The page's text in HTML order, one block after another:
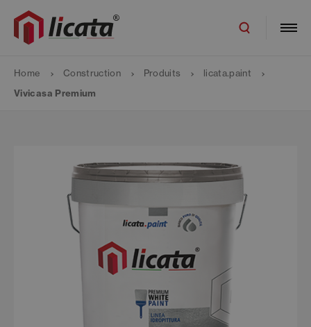
Home Construction Produits
licata.paint
Vivicasa Premium